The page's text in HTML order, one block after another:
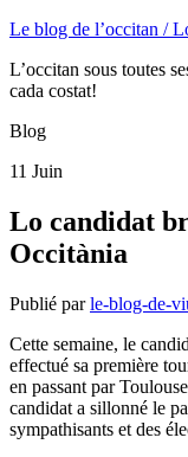
Le blog de l’occitan /
L’occitan sous toutes
cada costat!
Blog
11 Juin
Lo candidat
Occitània
Publié parle-blog-de-
Cette semaine, le
effectué sa première
en passant par
candidat a sillonné le
sympathisants et des